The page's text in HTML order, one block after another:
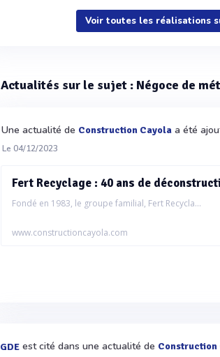
Voir plus
Voir toutes les réalisations
Actualités sur le sujet : Négoce de
Une actualité de Construction Cayola a été
Le 04/12/2023
Fert Recyclage : 40 ans de
Fondé en 1983, le groupe familial, Fert Recycla...
www.constructioncayola.com
GDE est cité dans une actualité de Construction